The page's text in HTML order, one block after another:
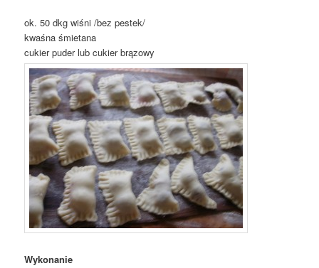
ok. 50 dkg wiśni /bez pestek/
kwaśna śmietana
cukier puder lub cukier brązowy
Wykonanie